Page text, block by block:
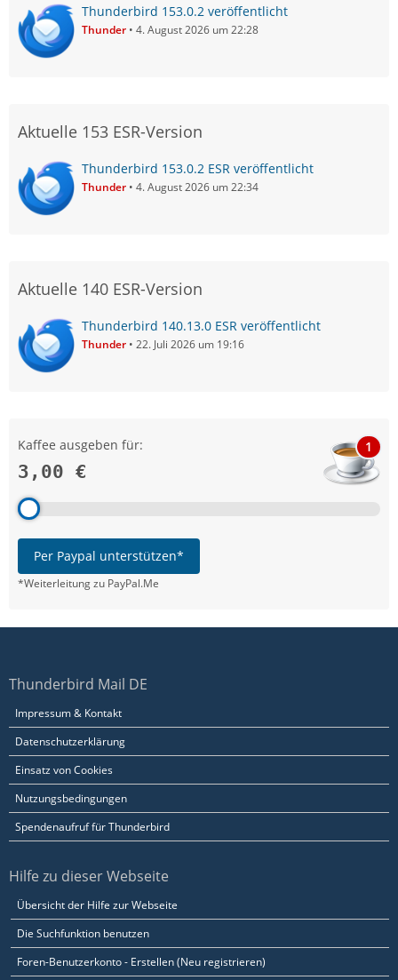
Thunderbird 153.0.2 veröffentlicht
Thunder 4. August 2026 um 22:28
Aktuelle 153 ESR-Version
Thunderbird 153.0.2 ESR veröffentlicht
Thunder 4. August 2026 um 22:34
Aktuelle 140 ESR-Version
Thunderbird 140.13.0 ESR veröffentlicht
Thunder 22. Juli 2026 um 19:16
Kaffee ausgeben für:
3,00 €
1
Per Paypal unterstützen*
*Weiterleitung zu PayPal.Me
Thunderbird Mail DE
Impressum & Kontakt
Datenschutzerklärung
Einsatz von Cookies
Nutzungsbedingungen
Spendenaufruf für Thunderbird
Hilfe zu dieser Webseite
Übersicht der Hilfe zur Webseite
Die Suchfunktion benutzen
Foren-Benutzerkonto - Erstellen (Neu registrieren)